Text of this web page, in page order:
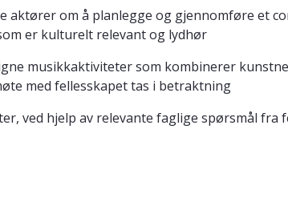
om å planlegge og gjennomføre et
er kulturelt relevant og lydhør
musikkaktiviteter som kombinerer
med fellesskapet tas i betraktning
ved hjelp av relevante faglige spørsmål fra